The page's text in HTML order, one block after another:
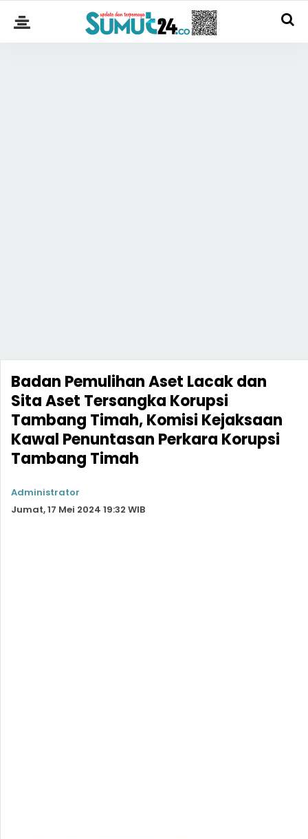
Badan Pemulihan Aset Lacak dan
Sita Aset Tersangka Korupsi
Tambang Timah, Komisi Kejaksaan
Kawal Penuntasan Perkara Korupsi
Tambang Timah
Administrator
Jumat, 17 Mei 2024 19:32 WIB